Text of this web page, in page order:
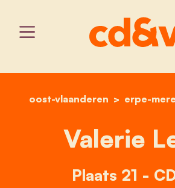
home
oost-vlaanderen erpe-mere
Valerie
Plaats 21 -